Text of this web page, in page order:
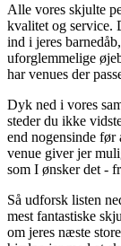
Alle vores skjulte
kvalitet og service.
ind i jeres
uforglemmelige
har venues der
Dyk ned i vores
steder du ikke
end nogensinde før
venue giver jer
som I ønsker det -
Så udforsk listen
mest fantastiske
om jeres næste